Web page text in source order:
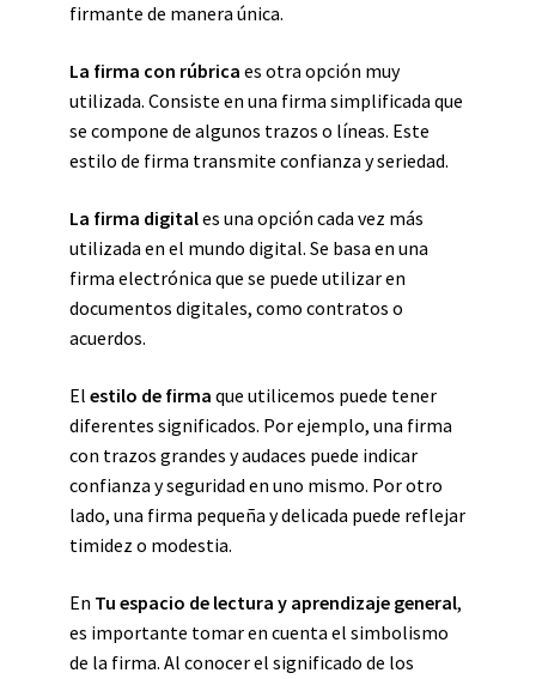
firmante de manera única.
La firma con rúbrica es otra opción muy
utilizada. Consiste en una firma simplificada que
se compone de algunos trazos o líneas. Este
estilo de firma transmite confianza y seriedad.
La firma digitales una opción cada vez más
utilizada en el mundo digital. Se basa en una
firma electrónica que se puede utilizar en
documentos digitales, como contratos o
acuerdos.
El estilo de firma que utilicemos puede tener
diferentes significados. Por ejemplo, una firma
con trazos grandes y audaces puede indicar
confianza y seguridad en uno mismo. Por otro
lado, una firma pequeña y delicada puede reflejar
timidez o modestia.
En Tu espacio de lectura y aprendizaje general,
es importante tomar en cuenta el simbolismo
de la firma. Al conocer el significado de los